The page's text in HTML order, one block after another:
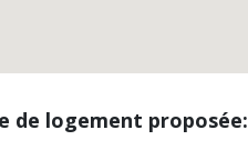
de logement proposée: